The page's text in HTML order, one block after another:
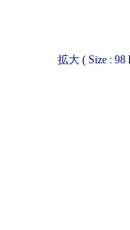
拡大 ( Size : 98